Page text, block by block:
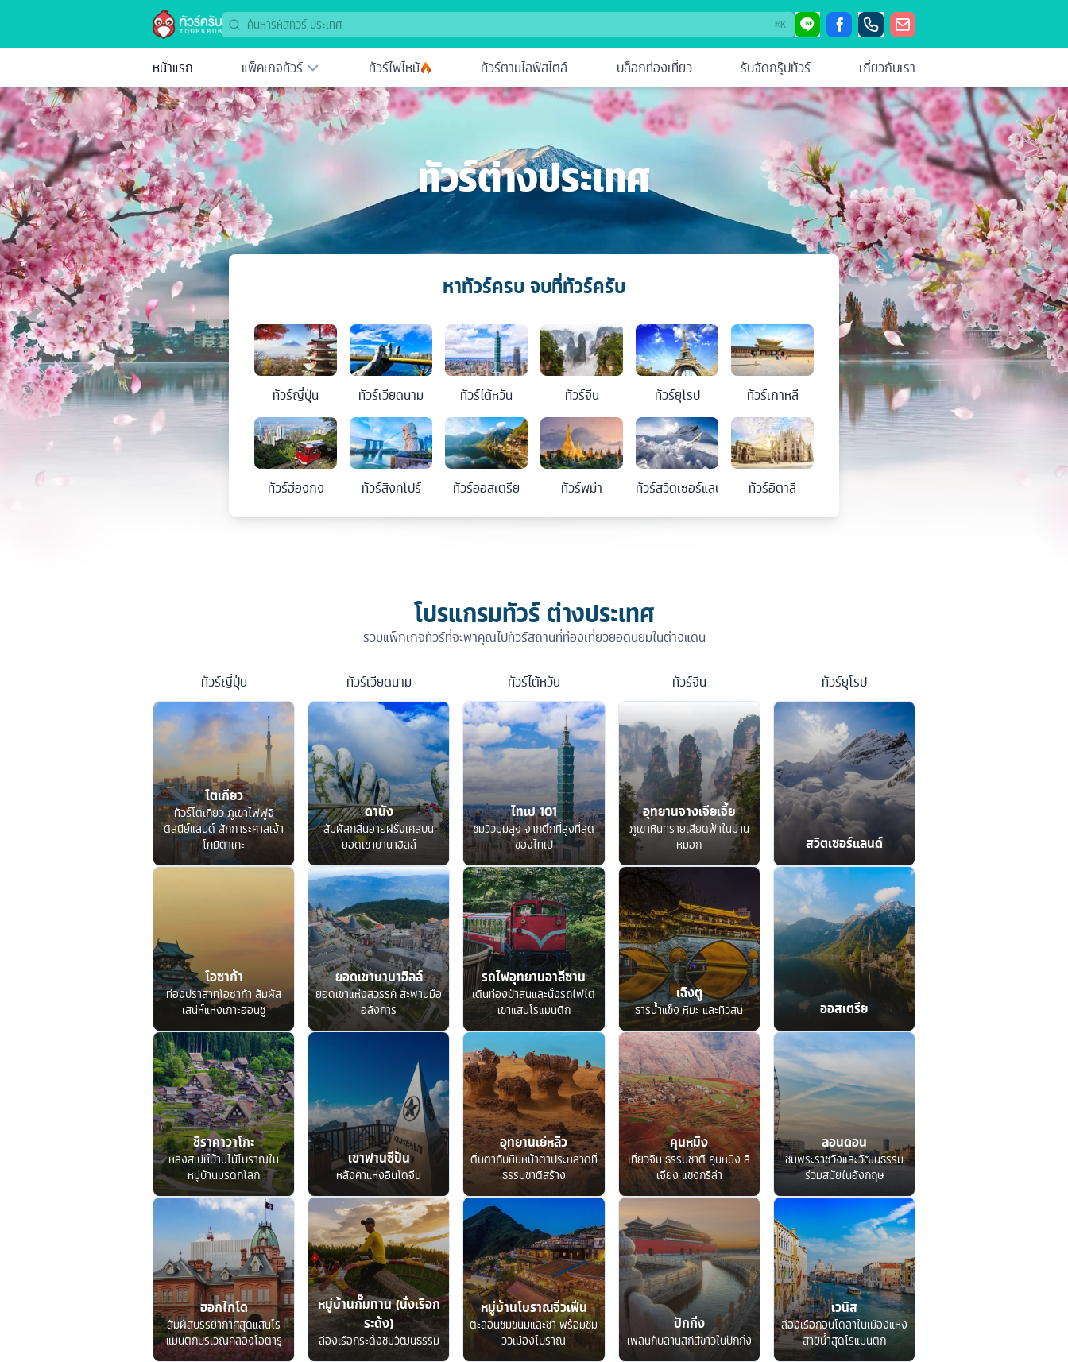
⌘K
หน้าแรก แพ็คเกจทัวร์ ทัวร์ไฟไหม้ ทัวร์ตามไลฟ์สไตล์ บล็อกท่องเที่ยว รับจัดกรุ๊ปทัวร์ เกี่ยวกับเรา
ทัวร์ต่างประเทศ
หาทัวร์ครบ จบที่ทัวร์ครับ
ทัวร์ญี่ปุ่น ทัวร์เวียดนาม ทัวร์ไต้หวัน ทัวร์จีน ทัวร์ยุโรป ทัวร์เกาหลี
ทัวร์ฮ่องกง ทัวร์สิงคโปร์ ทัวร์ออสเตรีย ทัวร์พม่า ทัวร์สวิตเซอร์แลนด์ ทัวร์อิตาลี
โปรแกรมทัวร์ ต่างประเทศ
รวมแพ็กเกจทัวร์ที่จะพาคุณไปทัวร์สถานที่ท่องเที่ยวยอดนิยมในต่างแดน
ทัวร์ญี่ปุ่น
โตเกียว
ทัวร์โตเกียว ภูเขาไฟฟูจิ
ดิสนีย์แลนด์ สักการะศาลเจ้า
โคมิตาเคะ
โอซาก้า
ท่องปราสาทโอซาก้า สัมผัส
เสน่ห์แห่งเกาะฮอนชู
ชิราคาวาโกะ
หลงสเน่ห์บ้านไม้โบราณใน
หมู่บ้านมรดกโลก
ฮอกไกโด
สัมผัสบรรยากาศสุดแสนโร
แมนติกบริเวณคลองโอตารุ
ทัวร์เวียดนาม
ดานัง
สัมผัสกลิ่นอายฝรั่งเศสบน
ยอดเขาบานาฮิลล์
ยอดเขาบานาฮิลล์
ยอดเขาแห่งสวรรค์ สะพานมือ
อลังการ
เขาฟานซีปัน
หลังคาแห่งอินโดจีน
หมู่บ้านกั๊มทาน (นั่งเรือก
ระด้ง)
ล่องเรือกระด้งชมวัฒนธรรม
ทัวร์ไต้หวัน
ไทเป 101
ชมวิวมุมสูง จากตึกที่สูงที่สุด
ของไทเป
รถไฟอุทยานอาลีซาน
เดินท่องป่าสนและนั่งรถไฟไต่
เขาแสนโรแมนติก
อุทยานเย่หลิว
ตื่นตากับหินหน้าตาประหลาดที่
ธรรมชาติสร้าง
หมู่บ้านโบราณจิ่วเฟิ่น
ตะลอนชิมขนมและชา พร้อมชม
วิวเมืองโบราณ
ทัวร์จีน
อุทยานจางเจียเจี้ย
ภูเขาหินทรายเสียดฟ้าในม่าน
หมอก
เฉิงตู
ธารน้ำแข็ง หิมะ และทิวสน
คุนหมิง
เที่ยวจีน ธรรมชาติ คุนหมิง ลี่
เจียง แชงกรีล่า
ปักกิ่ง
เพลินกับลานสกีสีขาวในปักกิ่ง
ทัวร์ยุโรป
สวิตเซอร์แลนด์
ออสเตรีย
ลอนดอน
ชมพระราชวังและวัฒนธรรม
ร่วมสมัยในอังกฤษ
เวนิส
ล่องเรือกอนโดลาในเมืองแห่ง
สายน้ำสุดโรแมนติก